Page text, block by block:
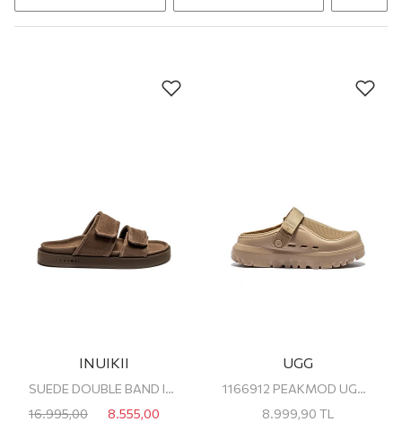
INUIKII
SUEDE DOUBLE BAND INUIKII ERKEK TERLİK
16.995,00
8.555,00
UGG
1166912 PEAKMOD UGG ERKEK TERLİK
8.999,90 TL